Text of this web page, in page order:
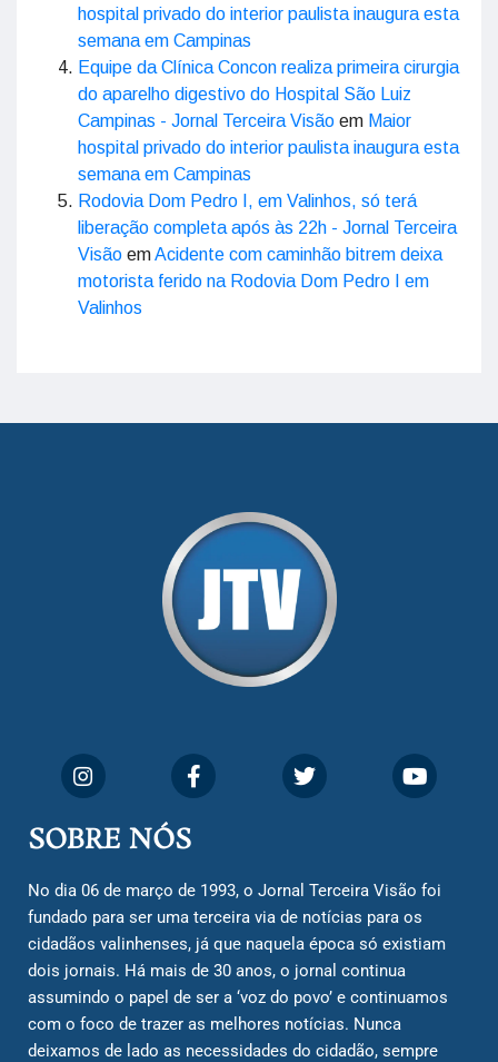
hospital privado do interior paulista inaugura esta
semana em Campinas
Equipe da Clínica Concon realiza primeira cirurgia
do aparelho digestivo do Hospital São Luiz
Campinas - Jornal Terceira Visão em Maior
hospital privado do interior paulista inaugura esta
semana em Campinas
Rodovia Dom Pedro I, em Valinhos, só terá
liberação completa após às 22h - Jornal Terceira
Visão emAcidente com caminhão bitrem deixa
motorista ferido na Rodovia Dom Pedro I em
Valinhos
SOBRE NÓS
No dia 06 de março de 1993, o Jornal Terceira Visão foi
fundado para ser uma terceira via de notícias para os
cidadãos valinhenses, já que naquela época só existiam
dois jornais. Há mais de 30 anos, o jornal continua
assumindo o papel de ser a ‘voz do povo’ e continuamos
com o foco de trazer as melhores notícias. Nunca
deixamos de lado as necessidades do cidadão, sempre